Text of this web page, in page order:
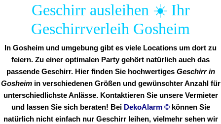
Geschirr ausleihen ☀️ Ihr
Geschirrverleih Gosheim
In Gosheim und umgebung gibt es viele Locations um dort zu
feiern. Zu einer optimalen Party gehört natürlich auch das
passende Geschirr. Hier finden Sie hochwertiges Geschirr in
Gosheimin verschiedenen Größen und gewünschter Anzahl für
unterschiedlichste Anlässe. Kontaktieren Sie unsere Vermieter
und lassen Sie sich beraten! Bei DekoAlarm © können Sie
natürlich nicht einfach nur Geschirr leihen, vielmehr sehen wir